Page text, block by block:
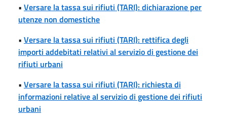
• Versare la tassa sui rifiuti (TARI): dichiarazione per
utenze non domestiche
• Versare la tassa sui rifiuti (TARI): rettifica degli
importi addebitati relativi al servizio di gestione dei
rifiuti urbani
• Versare la tassa sui rifiuti (TARI): richiesta di
informazioni relative al servizio di gestione dei rifiuti
urbani